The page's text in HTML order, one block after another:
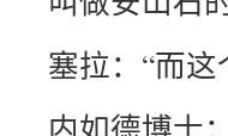
塞拉：“而
内如德博士